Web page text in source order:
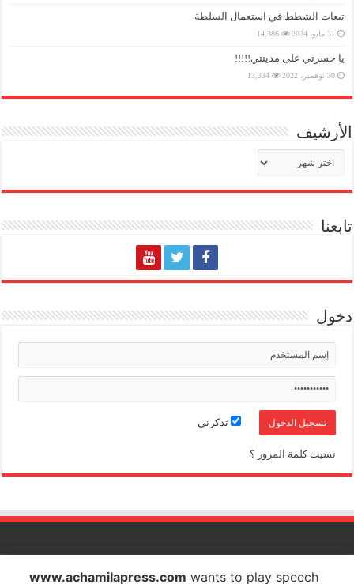
تبعات الشطط في استعمال السلطة
31 مايو، 2024 14,386
يا حسرتي على مدينتي!!!!!
30 نوفمبر، 2022 13,334
الأرشيف
تابعنا
دخول
تذكرني
نسيت كلمة المرور ؟
الشاملة بريس تصدر عن شركة الشاملة بريس للاتصال والاشهار
www.achamilapress.com wants to play speech